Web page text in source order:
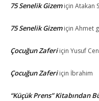
75 Senelik Gizemiçin Atakan
75 Senelik Gizemiçin Ahmet
Çocuğun Zaferiiçin Yusuf
Çocuğun Zaferiiçin İbrahim
“Küçük Prens” Kitabından